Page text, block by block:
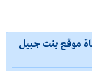
موقع بنت جبيل